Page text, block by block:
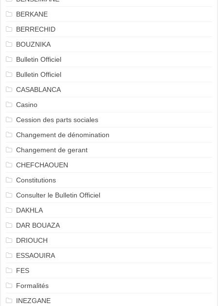
BERKANE
BERRECHID
BOUZNIKA
Bulletin Officiel
Bulletin Officiel
CASABLANCA
Casino
Cession des parts sociales
Changement de dénomination
Changement de gerant
CHEFCHAOUEN
Constitutions
Consulter le Bulletin Officiel
DAKHLA
DAR BOUAZA
DRIOUCH
ESSAOUIRA
FES
Formalités
INEZGANE